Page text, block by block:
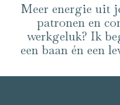
Meer energie uit
patronen en
werkgeluk? Ik
een baan én een